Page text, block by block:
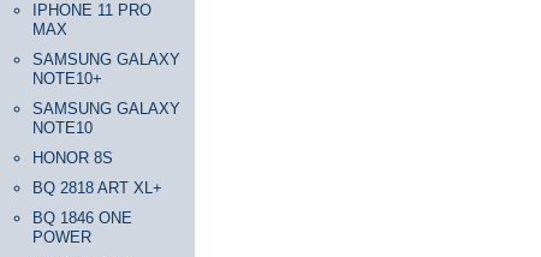
IPHONE 11 PRO
MAX
SAMSUNG GALAXY
NOTE10+
SAMSUNG GALAXY
NOTE10
HONOR 8S
BQ 2818 ART XL+
BQ 1846 ONE
POWER